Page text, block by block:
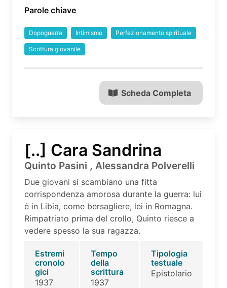
Parole chiave
Dopoguerra Intimismo Perfezionamento spirituale
Scrittura giovanile
Scheda Completa
[..] Cara Sandrina
Quinto Pasini , Alessandra Polverelli
Due giovani si scambiano una fitta
corrispondenza amorosa durante la guerra: lui
è in Libia, come bersagliere, lei in Romagna.
Rimpatriato prima del crollo, Quinto riesce a
vedere spesso la sua ragazza.
Estremi
cronolo
gici
1937
Tempo
della
scrittura
1937
Tipologia
testuale
Epistolario